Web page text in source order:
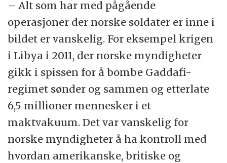
– Alt som har med pågående
operasjoner der norske soldater er inne i
bildet er vanskelig. For eksempel krigen
i Libya i 2011, der norske myndigheter
gikk i spissen for å bombe Gaddafi-
regimet sønder og sammen og etterlate
6,5 millioner mennesker i et
maktvakuum. Det var vanskelig for
norske myndigheter å ha kontroll med
hvordan amerikanske, britiske og